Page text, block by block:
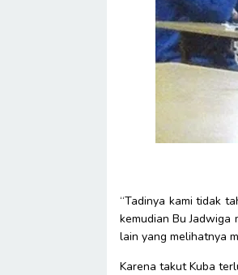
“Tadinya kami tidak
kemudian Bu
lain yang melihatnya
Karena takut Kuba